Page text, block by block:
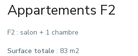
Appartements F2
F2 : salon + 1 chambre
Surface totale : 83 m2